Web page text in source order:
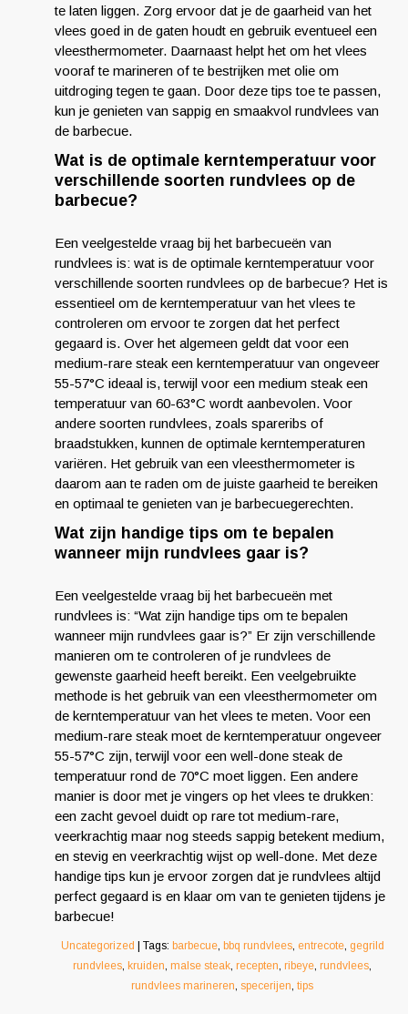
te laten liggen. Zorg ervoor dat je de gaarheid van het
vlees goed in de gaten houdt en gebruik eventueel een
vleesthermometer. Daarnaast helpt het om het vlees
vooraf te marineren of te bestrijken met olie om
uitdroging tegen te gaan. Door deze tips toe te passen,
kun je genieten van sappig en smaakvol rundvlees van
de barbecue.
Wat is de optimale kerntemperatuur voor
verschillende soorten rundvlees op de
barbecue?
Een veelgestelde vraag bij het barbecueën van
rundvlees is: wat is de optimale kerntemperatuur voor
verschillende soorten rundvlees op de barbecue? Het is
essentieel om de kerntemperatuur van het vlees te
controleren om ervoor te zorgen dat het perfect
gegaard is. Over het algemeen geldt dat voor een
medium-rare steak een kerntemperatuur van ongeveer
55-57°C ideaal is, terwijl voor een medium steak een
temperatuur van 60-63°C wordt aanbevolen. Voor
andere soorten rundvlees, zoals spareribs of
braadstukken, kunnen de optimale kerntemperaturen
variëren. Het gebruik van een vleesthermometer is
daarom aan te raden om de juiste gaarheid te bereiken
en optimaal te genieten van je barbecuegerechten.
Wat zijn handige tips om te bepalen
wanneer mijn rundvlees gaar is?
Een veelgestelde vraag bij het barbecueën met
rundvlees is: “Wat zijn handige tips om te bepalen
wanneer mijn rundvlees gaar is?” Er zijn verschillende
manieren om te controleren of je rundvlees de
gewenste gaarheid heeft bereikt. Een veelgebruikte
methode is het gebruik van een vleesthermometer om
de kerntemperatuur van het vlees te meten. Voor een
medium-rare steak moet de kerntemperatuur ongeveer
55-57°C zijn, terwijl voor een well-done steak de
temperatuur rond de 70°C moet liggen. Een andere
manier is door met je vingers op het vlees te drukken:
een zacht gevoel duidt op rare tot medium-rare,
veerkrachtig maar nog steeds sappig betekent medium,
en stevig en veerkrachtig wijst op well-done. Met deze
handige tips kun je ervoor zorgen dat je rundvlees altijd
perfect gegaard is en klaar om van te genieten tijdens je
barbecue!
Uncategorized | Tags: barbecue, bbq rundvlees, entrecote, gegrild
rundvlees, kruiden, malse steak, recepten, ribeye, rundvlees,
rundvlees marineren, specerijen, tips